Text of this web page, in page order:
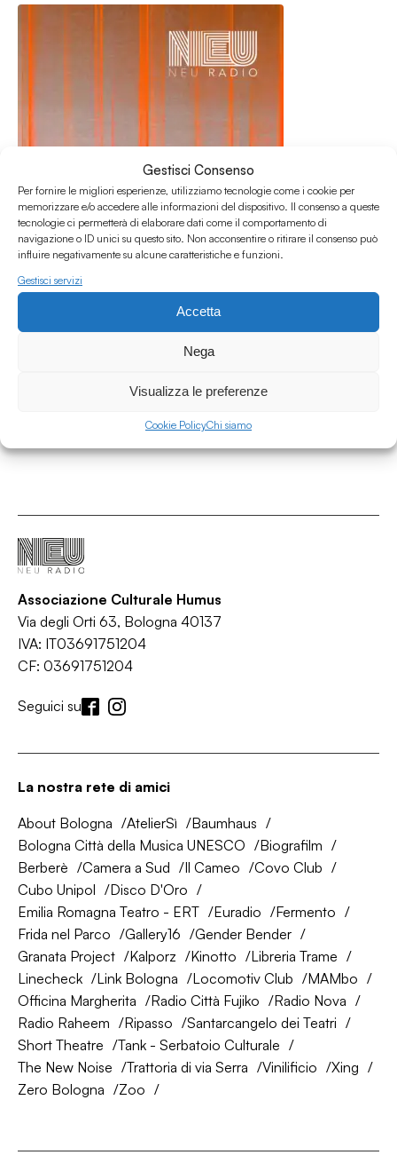
Gestisci Consenso
Per fornire le migliori esperienze, utilizziamo tecnologie come i cookie per
memorizzare e/o accedere alle informazioni del dispositivo. Il consenso a queste
tecnologie ci permetterà di elaborare dati come il comportamento di
navigazione o ID unici su questo sito. Non acconsentire o ritirare il consenso può
influire negativamente su alcune caratteristiche e funzioni.
Gestisci servizi
Accetta
Nega
Visualizza le preferenze
Cookie PolicyChi siamo
29.07.2026
Solaris #63 w/ Laura Marongiu
Experimental
Associazione Culturale Humus
Via degli Orti 63, Bologna 40137
IVA: IT03691751204
CF: 03691751204
Seguici su
La nostra rete di amici
About Bologna AtelierSì
Baumhaus
Bologna Città della Musica UNESCO
Biografilm
Berberè
Camera a Sud Il Cameo
Covo Club
Cubo Unipol
Disco D'Oro
Emilia Romagna Teatro - ERT
Euradio
Fermento
Frida nel Parco
Gallery16
Gender Bender
Granata Project
Kalporz Kinotto
Libreria Trame
Linecheck
Link Bologna Locomotiv Club
MAMbo
Officina Margherita
Radio Città Fujiko
Radio Nova
Radio Raheem
Ripasso
Santarcangelo dei Teatri
Short Theatre
Tank - Serbatoio Culturale
The New Noise
Trattoria di via Serra Vinilificio
Xing
Zero Bologna
Zoo